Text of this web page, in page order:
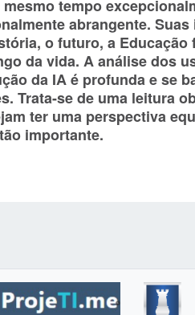
tempo
abrangente. Suas
o futuro, a Educação
da vida. A análise dos
da IA é profunda e se
Trata-se de uma leitura
ter uma perspectiva
importante.